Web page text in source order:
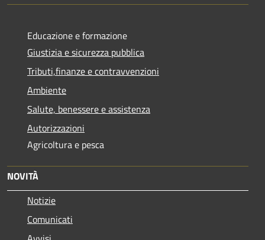
Educazione e formazione
Giustizia e sicurezza pubblica
Tributi,finanze e contravvenzioni
Ambiente
Salute, benessere e assistenza
Autorizzazioni
Agricoltura e pesca
NOVITÀ
Notizie
Comunicati